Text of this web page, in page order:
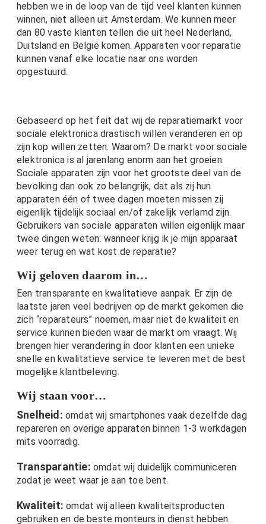
hebben we in de loop van de tijd veel klanten kunnen
winnen, niet alleen uit Amsterdam. We kunnen meer
dan 80 vaste klanten tellen die uit heel Nederland,
Duitsland en België komen. Apparaten voor reparatie
kunnen vanaf elke locatie naar ons worden
opgestuurd.
Gebaseerd op het feit dat wij de reparatiemarkt voor
sociale elektronica drastisch willen veranderen en op
zijn kop willen zetten. Waarom? De markt voor sociale
elektronica is al jarenlang enorm aan het groeien.
Sociale apparaten zijn voor het grootste deel van de
bevolking dan ook zo belangrijk, dat als zij hun
apparaten één of twee dagen moeten missen zij
eigenlijk tijdelijk sociaal en/of zakelijk verlamd zijn.
Gebruikers van sociale apparaten willen eigenlijk maar
twee dingen weten: wanneer krijg ik je mijn apparaat
weer terug en wat kost de reparatie?
Wij geloven daarom in…
Een transparante en kwalitatieve aanpak. Er zijn de
laatste jaren veel bedrijven op de markt gekomen die
zich “reparateurs” noemen, maar niet de kwaliteit en
service kunnen bieden waar de markt om vraagt. Wij
brengen hier verandering in door klanten een unieke
snelle en kwalitatieve service te leveren met de best
mogelijke klantbeleving.
Wij staan voor…
Snelheid: omdat wij smartphones vaak dezelfde dag
repareren en overige apparaten binnen 1-3 werkdagen
mits voorradig.
Transparantie: omdat wij duidelijk communiceren
zodat je weet waar je aan toe bent.
Kwaliteit:omdat wij alleen kwaliteitsproducten
gebruiken en de beste monteurs in dienst hebben.